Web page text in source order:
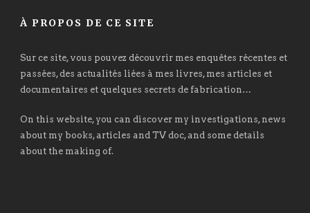
À PROPOS DE CE SITE
Sur ce site, vous pouvez découvrir mes enquêtes récentes et
passées, des actualités liées à mes livres, mes articles et
documentaires et quelques secrets de fabrication…
On this website, you can discover my investigations, news
about my books, articles and TV doc, and some details
about the making of.